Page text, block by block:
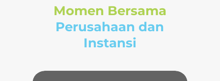
Momen Bersama
Perusahaan dan
Instansi